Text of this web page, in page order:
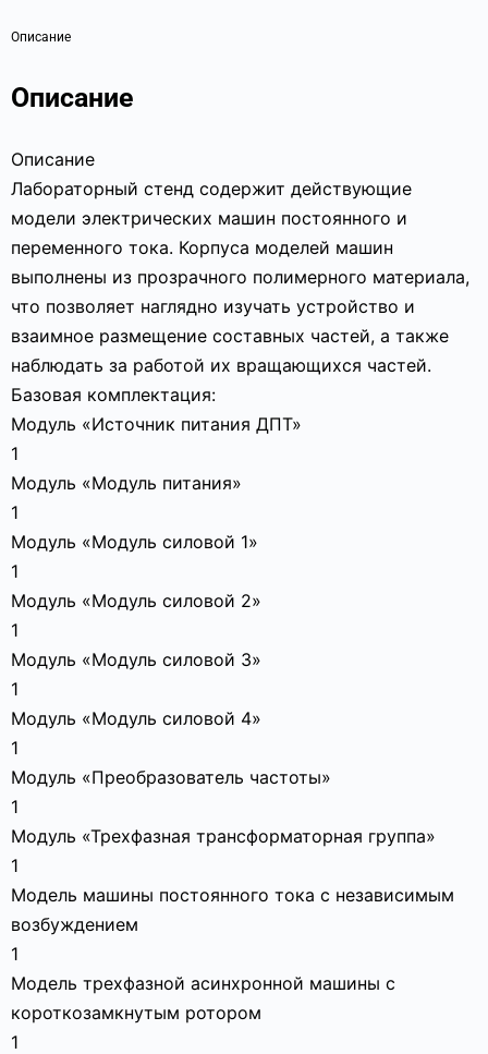
Описание
Описание
Описание
Лабораторный стенд содержит действующие
модели электрических машин постоянного и
переменного тока. Корпуса моделей машин
выполнены из прозрачного полимерного материала,
что позволяет наглядно изучать устройство и
взаимное размещение составных частей, а также
наблюдать за работой их вращающихся частей.
Базовая комплектация:
Модуль «Источник питания ДПТ»
1
Модуль «Модуль питания»
1
Модуль «Модуль силовой 1»
1
Модуль «Модуль силовой 2»
1
Модуль «Модуль силовой 3»
1
Модуль «Модуль силовой 4»
1
Модуль «Преобразователь частоты»
1
Модуль «Трехфазная трансформаторная группа»
1
Модель машины постоянного тока с независимым
возбуждением
1
Модель трехфазной асинхронной машины с
короткозамкнутым ротором
1